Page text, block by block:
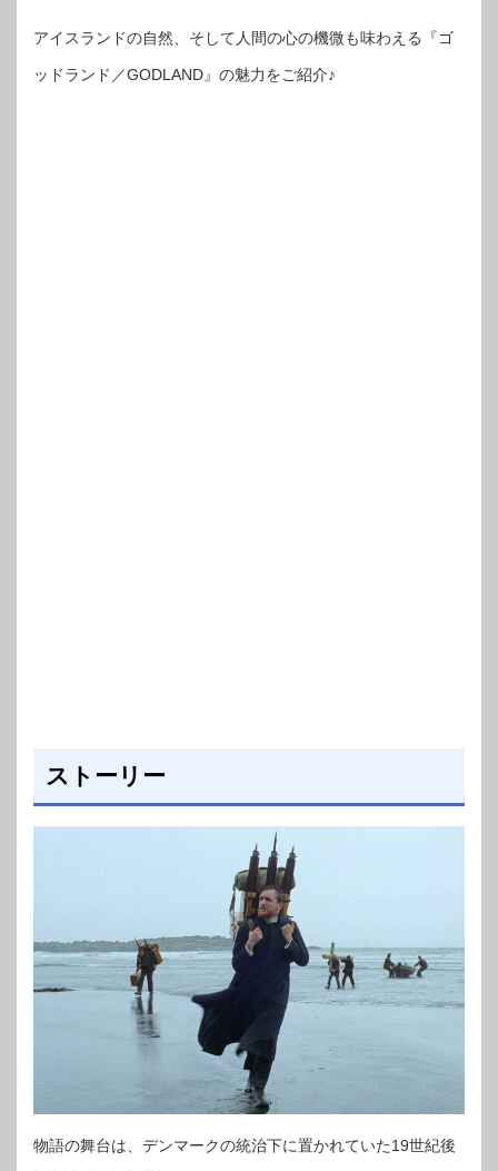
アイスランドの自然、そして人間の心の機微も味わえる『ゴ
ッドランド／GODLAND』の魅力をご紹介♪
ストーリー
物語の舞台は、デンマークの統治下に置かれていた19世紀後